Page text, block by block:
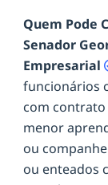
Quem Pode
Senador
Empresarial
funcionários
com
menor
ou
ou enteados